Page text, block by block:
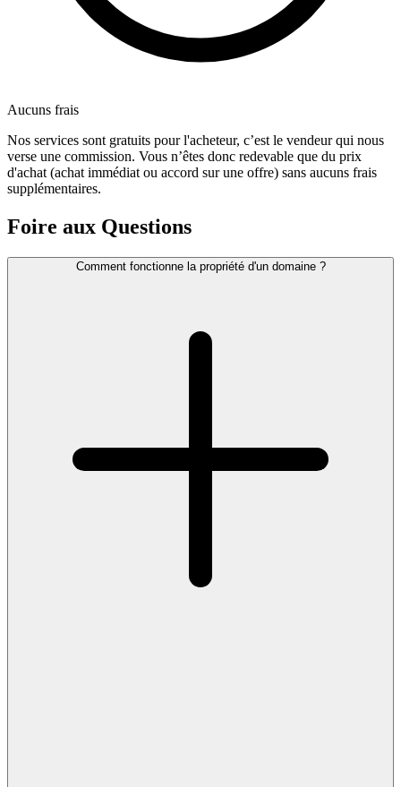
Aucuns frais
Nos services sont gratuits pour l'acheteur, c’est le vendeur qui nous
verse une commission. Vous n’êtes donc redevable que du prix
d'achat (achat immédiat ou accord sur une offre) sans aucuns frais
supplémentaires.
Foire aux Questions
Comment fonctionne la propriété d'un domaine ?